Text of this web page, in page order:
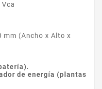
mm (Ancho x Alto x
de energía (plantas